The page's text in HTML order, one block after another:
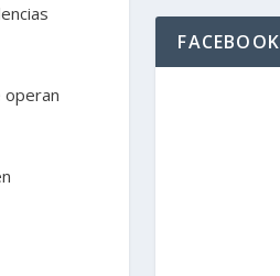
operan
FACEBOOK